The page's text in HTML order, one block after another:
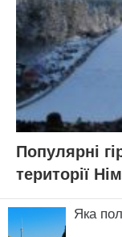
Популярні
території
Яка